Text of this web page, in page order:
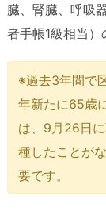
臓、腎臓、呼吸
者手帳1級相当）
※過去3年間で
年新たに65歳
は、9月26日
種したことが
要です。